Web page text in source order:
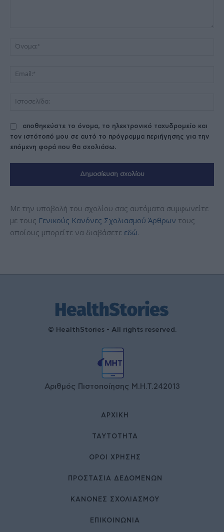
αποθηκεύστε το όνομα, το ηλεκτρονικό ταχυδρομείο και
τον ιστότοπό μου σε αυτό το πρόγραμμα περιήγησης για την
επόμενη φορά που θα σχολιάσω.
Με την υποβολή του σχολίου σας αυτόματα συμφωνείτε
με τους Γενικούς Κανόνες Σχολιασμού Άρθρων τους
οποίους μπορείτε να διαβάσετε εδώ.
© HealthStories - All rights reserved.
Αριθμός Πιστοποίησης Μ.Η.Τ.242013
ΑΡΧΙΚΉ
ΤΑΥΤΌΤΗΤΑ
ΌΡΟΙ ΧΡΉΣΗΣ
ΠΡΟΣΤΑΣΙΑ ΔΕΔΟΜΕΝΩΝ
ΚΑΝΟΝΕΣ ΣΧΟΛΙΑΣΜΟΥ
ΕΠΙΚΟΙΝΩΝΊΑ